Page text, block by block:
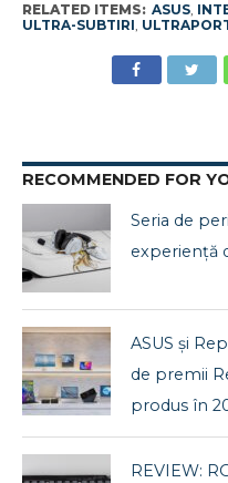
RELATED ITEMS: ASUS,
ULTRA-SUBTIRI,
RECOMMENDED FOR
Seria de
experiență
ASUS și
de premii
produs în
REVIEW: